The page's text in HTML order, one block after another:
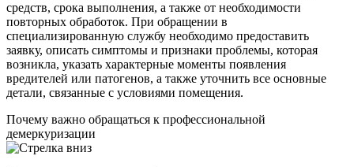
средств, срока выполнения, а также от необходимости
повторных обработок. При обращении в
специализированную службу необходимо предоставить
заявку, описать симптомы и признаки проблемы, которая
возникла, указать характерные моменты появления
вредителей или патогенов, а также уточнить все основные
детали, связанные с условиями помещения.
Почему важно обращаться к профессиональной
демеркуризации